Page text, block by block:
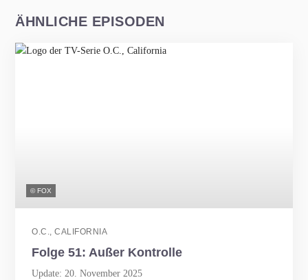
ÄHNLICHE EPISODEN
© FOX
O.C., CALIFORNIA
Folge 51: Außer Kontrolle
Update: 20. November 2025